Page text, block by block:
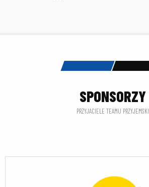
SPONSORZY
PRZYJACIELE TEAMU PRZYJEMSKI